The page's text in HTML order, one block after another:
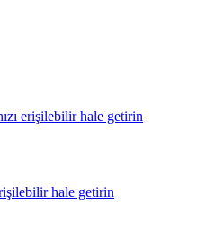
erişilebilir hale getirin
hale getirin